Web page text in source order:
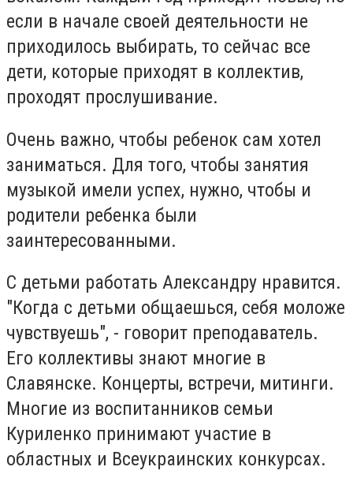
если в начале своей деятельности не
приходилось выбирать, то сейчас все
дети, которые приходят в коллектив,
проходят прослушивание.
Очень важно, чтобы ребенок сам хотел
заниматься. Для того, чтобы занятия
музыкой имели успех, нужно, чтобы и
родители ребенка были
заинтересованными.
С детьми работать Александру нравится.
"Когда с детьми общаешься, себя моложе
чувствуешь", - говорит преподаватель.
Его коллективы знают многие в
Славянске. Концерты, встречи, митинги.
Многие из воспитанников семьи
Куриленко принимают участие в
областных и Всеукраинских конкурсах.